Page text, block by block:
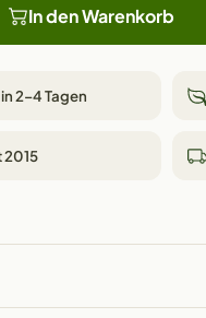
In den Warenkorb
2–4 Tagen
2015